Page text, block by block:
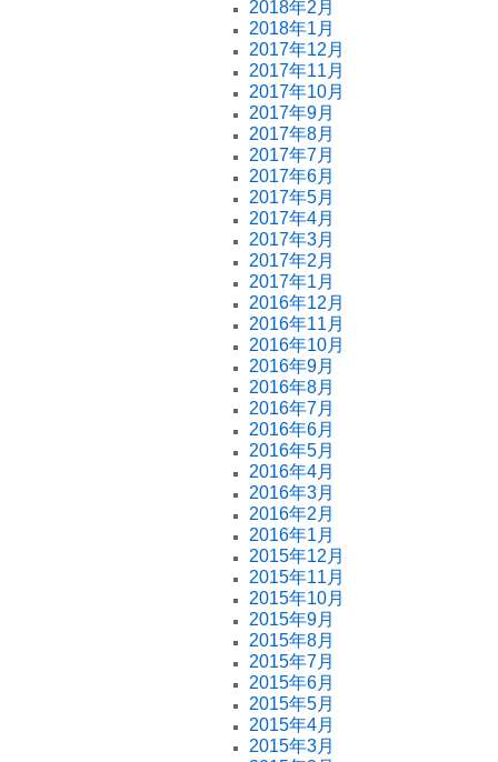
2018年2月
2018年1月
2017年12月
2017年11月
2017年10月
2017年9月
2017年8月
2017年7月
2017年6月
2017年5月
2017年4月
2017年3月
2017年2月
2017年1月
2016年12月
2016年11月
2016年10月
2016年9月
2016年8月
2016年7月
2016年6月
2016年5月
2016年4月
2016年3月
2016年2月
2016年1月
2015年12月
2015年11月
2015年10月
2015年9月
2015年8月
2015年7月
2015年6月
2015年5月
2015年4月
2015年3月